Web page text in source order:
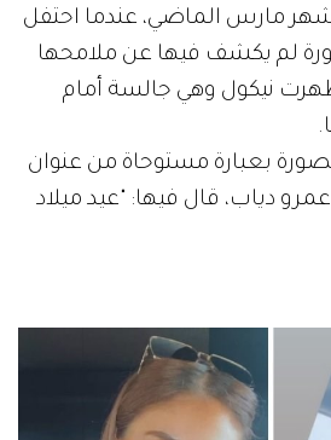
مارس الماضي، عندما احتفل
لم يكشف فيها عن ملامحها
نيكول وهي جالسة أمام
بعبارة مستوحاة من عنوان
دياب، قال فيها: "عيد ميلاد